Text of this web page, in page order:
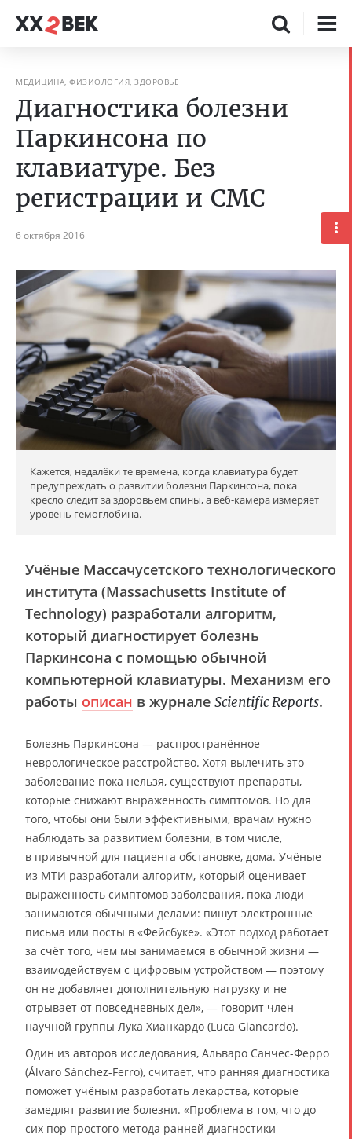
МЕДИЦИНА, ФИЗИОЛОГИЯ, ЗДОРОВЬЕ
Диагностика болезни
Паркинсона по
клавиатуре. Без
регистрации и СМС
6 октября 2016
Кажется, недалёки те времена, когда клавиатура будет
предупреждать о развитии болезни Паркинсона, пока
кресло следит за здоровьем спины, а веб-камера измеряет
уровень гемоглобина.
Учёные Массачусетского технологического
института (Massachusetts Institute of
Technology) разработали алгоритм,
который диагностирует болезнь
Паркинсона с помощью обычной
компьютерной клавиатуры. Механизм его
работы описан в журнале Scientific Reports.
Болезнь Паркинсона — распространённое
неврологическое расстройство. Хотя вылечить это
заболевание пока нельзя, существуют препараты,
которые снижают выраженность симптомов. Но для
того, чтобы они были эффективными, врачам нужно
наблюдать за развитием болезни, в том числе,
в привычной для пациента обстановке, дома. Учёные
из МТИ разработали алгоритм, который оценивает
выраженность симптомов заболевания, пока люди
занимаются обычными делами: пишут электронные
письма или посты в «Фейсбуке». «Этот подход работает
за счёт того, чем мы занимаемся в обычной жизни —
взаимодействуем с цифровым устройством — поэтому
он не добавляет дополнительную нагрузку и не
отрывает от повседневных дел», — говорит член
научной группы Лука Хианкардо (Luca Giancardo).
Один из авторов исследования, Альваро Санчес-Ферро
(Álvaro Sánchez-Ferro), считает, что ранняя диагностика
поможет учёным разработать лекарства, которые
замедлят развитие болезни. «Проблема в том, что до
сих пор простого метода ранней диагностики